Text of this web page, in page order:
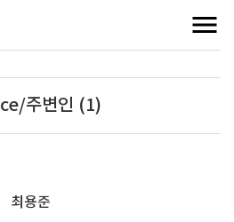
주변인 (1)
최용준